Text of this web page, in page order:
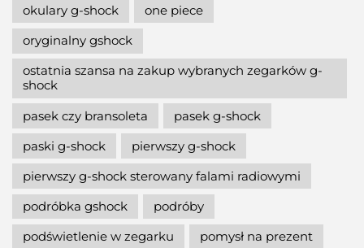
okulary g-shock
one piece
oryginalny gshock
ostatnia szansa na zakup wybranych zegarków g-
shock
pasek czy bransoleta
pasek g-shock
paski g-shock
pierwszy g-shock
pierwszy g-shock sterowany falami radiowymi
podróbka gshock
podróby
podświetlenie w zegarku
pomysł na prezent